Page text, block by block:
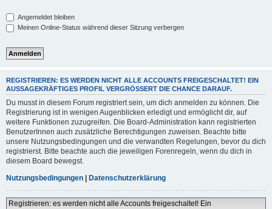
Angemeldet bleiben
Meinen Online-Status während dieser Sitzung verbergen
REGISTRIEREN: ES WERDEN NICHT ALLE ACCOUNTS FREIGESCHALTET! EIN
AUSSAGEKRÄFTIGES PROFIL VERGRÖSSERT DIE CHANCE DARAUF.
Du musst in diesem Forum registriert sein, um dich anmelden zu können. Die
Registrierung ist in wenigen Augenblicken erledigt und ermöglicht dir, auf
weitere Funktionen zuzugreifen. Die Board-Administration kann registrierten
BenutzerInnen auch zusätzliche Berechtigungen zuweisen. Beachte bitte
unsere Nutzungsbedingungen und die verwandten Regelungen, bevor du dich
registrierst. Bitte beachte auch die jeweiligen Forenregeln, wenn du dich in
diesem Board bewegst.
Nutzungsbedingungen
Datenschutzerklärung
Registrieren: es werden nicht alle Accounts freigeschaltet! Ein